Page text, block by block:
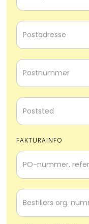
FAKTURAINFO